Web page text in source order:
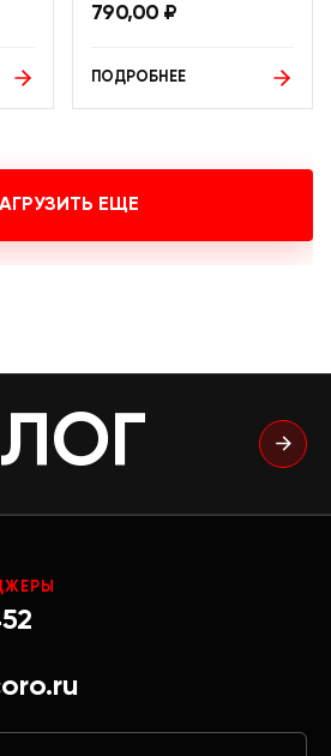
790,00 ₽
ПОДРОБНЕЕ
ЕЩЕ